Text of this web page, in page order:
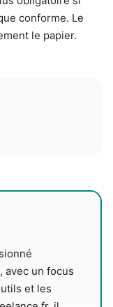
conforme. Le
le papier.
avec un focus
et les